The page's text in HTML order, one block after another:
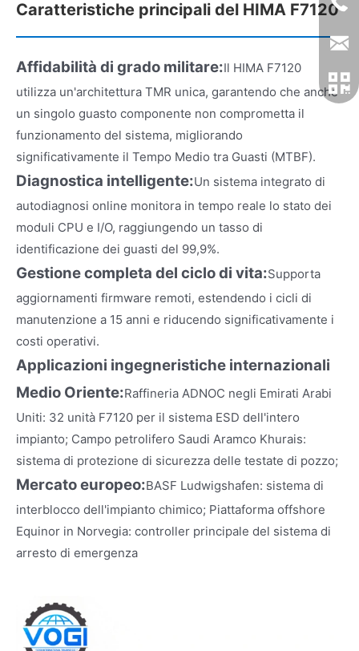
Caratteristiche principali del HIMA F7120
Affidabilità di grado militare:Il HIMA F7120
utilizza un'architettura TMR unica, garantendo che anche
un singolo guasto componente non comprometta il
funzionamento del sistema, migliorando
significativamente il Tempo Medio tra Guasti (MTBF).
Diagnostica intelligente:Un sistema integrato di
autodiagnosi online monitora in tempo reale lo stato dei
moduli CPU e I/O, raggiungendo un tasso di
identificazione dei guasti del 99,9%.
Gestione completa del ciclo di vita:Supporta
aggiornamenti firmware remoti, estendendo i cicli di
manutenzione a 15 anni e riducendo significativamente i
costi operativi.
Applicazioni ingegneristiche internazionali
Medio Oriente:Raffineria ADNOC negli Emirati Arabi
Uniti: 32 unità F7120 per il sistema ESD dell'intero
impianto; Campo petrolifero Saudi Aramco Khurais:
sistema di protezione di sicurezza delle testate di pozzo;
Mercato europeo:BASF Ludwigshafen: sistema di
interblocco dell'impianto chimico; Piattaforma offshore
Equinor in Norvegia: controller principale del sistema di
arresto di emergenza